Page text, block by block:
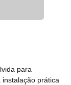
para
prática